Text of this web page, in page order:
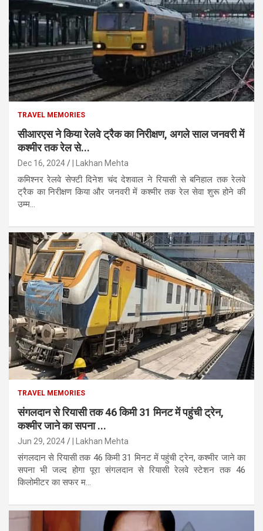
TRAVEL MEMORIES
सीआरएस ने किया रेलवे ट्रैक का निरीक्षण, अगले साल जनवरी में
कश्मीर तक रेल से...
Dec 16, 2024 | Lakhan Mehta
कमिश्नर रेलवे सेफ्टी दिनेश चंद देशवाल ने रियासी से बनिहाल तक रेलवे
ट्रैक का निरीक्षण किया और जनवरी में कश्मीर तक रेल सेवा शुरू होने की
उम्म...
TRAVEL MEMORIES
संगलदान से रियासी तक 46 किमी 31 मिनट में पहुंची ट्रेन,
कश्मीर जाने का सपना ...
Jun 29, 2024 | Lakhan Mehta
संगलदान से रियासी तक 46 किमी 31 मिनट में पहुंची ट्रेन, कश्मीर जाने का
सपना भी जल्द होगा पूरा संगलदान से रियासी रेलवे स्टेशन तक 46
किलोमीटर का सफर म...